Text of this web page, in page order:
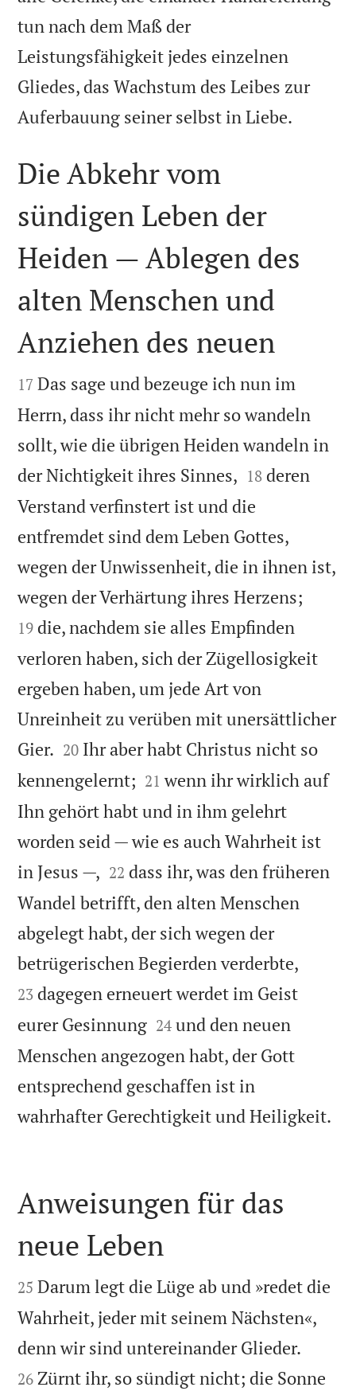
tun nach dem Maß der
Leistungsfähigkeit jedes einzelnen
Gliedes, das Wachstum des Leibes zur
Auferbauung seiner selbst in Liebe.

Die Abkehr vom
sündigen Leben der
Heiden — Ablegen des
alten Menschen und
Anziehen des neuen

17 Das sage und bezeuge ich nun im
Herrn, dass ihr nicht mehr so wandeln
sollt, wie die übrigen Heiden wandeln in
der Nichtigkeit ihres Sinnes, 

18 deren
Verstand verfinstert ist und die
entfremdet sind dem Leben Gottes,
wegen der Unwissenheit, die in ihnen ist,
wegen der Verhärtung ihres Herzens;
19 die, nachdem sie alles Empfinden
verloren haben, sich der Zügellosigkeit
ergeben haben, um jede Art von
Unreinheit zu verüben mit unersättlicher
Gier. 

20 Ihr aber habt Christus nicht so
kennengelernt; 

21 wenn ihr wirklich auf
Ihn gehört habt und in ihm gelehrt
worden seid — wie es auch Wahrheit ist
in Jesus —, 

22 dass ihr, was den früheren
Wandel betrifft, den alten Menschen
abgelegt habt, der sich wegen der
betrügerischen Begierden verderbte,
23 dagegen erneuert werdet im Geist
eurer Gesinnung
24 und den neuen
Menschen angezogen habt, der Gott
entsprechend geschaffen ist in
wahrhafter Gerechtigkeit und Heiligkeit.

Anweisungen für das
neue Leben

25 Darum legt die Lüge ab und »redet die
Wahrheit, jeder mit seinem Nächsten«,
denn wir sind untereinander Glieder.
26 Zürnt ihr, so sündigt nicht; die Sonne